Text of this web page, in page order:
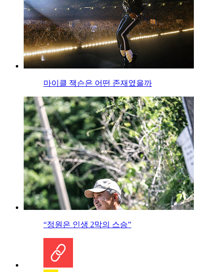
마이클 잭슨은 어떤 존재였을까
“정원은 인생 2막의 스승”